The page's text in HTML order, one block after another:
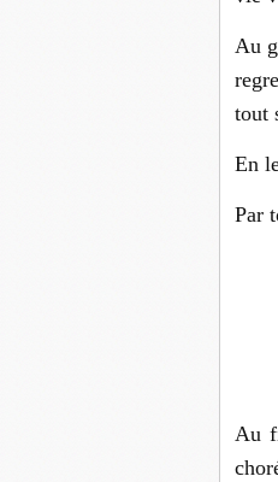
Au
tout
En
Par
Au